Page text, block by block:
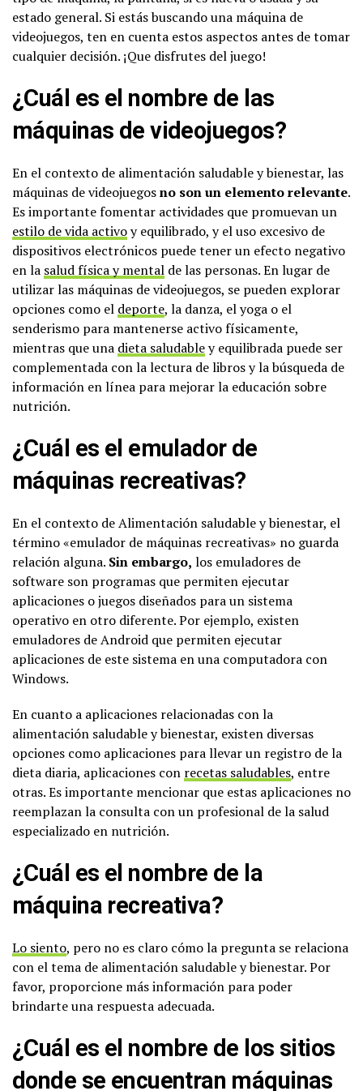
estado general. Si estás buscando una máquina de
videojuegos, ten en cuenta estos aspectos antes de tomar
cualquier decisión. ¡Que disfrutes del juego!
¿Cuál es el nombre de las
máquinas de videojuegos?
En el contexto de alimentación saludable y bienestar, las
máquinas de videojuegosno son un elemento relevante.
Es importante fomentar actividades que promuevan un
estilo de vida activoy equilibrado, y el uso excesivo de
dispositivos electrónicos puede tener un efecto negativo
en la salud física y mental de las personas. En lugar de
utilizar las máquinas de videojuegos, se pueden explorar
opciones como el deporte, la danza, el yoga o el
senderismo para mantenerse activo físicamente,
mientras que una dieta saludabley equilibrada puede ser
complementada con la lectura de libros y la búsqueda de
información en línea para mejorar la educación sobre
nutrición.
¿Cuál es el emulador de
máquinas recreativas?
En el contexto de Alimentación saludable y bienestar, el
término «emulador de máquinas recreativas» no guarda
relación alguna. Sin embargo, los emuladores de
software son programas que permiten ejecutar
aplicaciones o juegos diseñados para un sistema
operativo en otro diferente. Por ejemplo, existen
emuladores de Android que permiten ejecutar
aplicaciones de este sistema en una computadora con
Windows.
En cuanto a aplicaciones relacionadas con la
alimentación saludable y bienestar, existen diversas
opciones como aplicaciones para llevar un registro de la
dieta diaria, aplicaciones con recetas saludables, entre
otras. Es importante mencionar que estas aplicaciones no
reemplazan la consulta con un profesional de la salud
especializado en nutrición.
¿Cuál es el nombre de la
máquina recreativa?
Lo siento, pero no es claro cómo la pregunta se relaciona
con el tema de alimentación saludable y bienestar. Por
favor, proporcione más información para poder
brindarte una respuesta adecuada.
¿Cuál es el nombre de los sitios
donde se encuentran máquinas